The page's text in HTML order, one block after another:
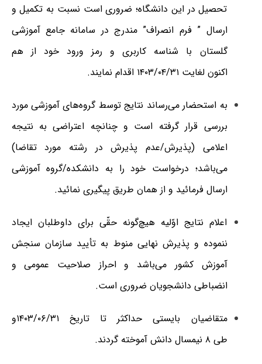
تحصیل در این دانشگاه؛ ضروری است نسبت به تکمیل و
ارسال ” فرم انصراف” مندرج در سامانه جامع آموزشی
گلستان با شناسه کاربری و رمز ورود خود از هم
اکنون لغایت ۳۱/‏۰۴/‏۱۴۰۳ اقدام نمایند.
به استحضار می‌رساند نتایج توسط گروه‌های آموزشی مورد
بررسی قرار گرفته است و چنانچه اعتراضی به نتیجه
اعلامی (پذیرش/عدم پذیرش در رشته مورد تقاضا)
می‌باشد؛ درخواست خود را به دانشکده/گروه آموزشی
ارسال فرمائید و از همان طریق پیگیری نمائید.
اعلام نتایج اوّلیه هیچ‌گونه حقّی برای داوطلبان ایجاد
ننموده و پذیرش نهایی منوط به تأیید سازمان سنجش
آموزش کشور می‌باشد و احراز صلاحیت عمومی و
انضباطی دانشجویان ضروری است.
متقاضیان بایستی حداکثر تا تاریخ ۱۴۰۳/۰۶/۳۱و
طی ۸ نیمسال دانش آموخته گردند.